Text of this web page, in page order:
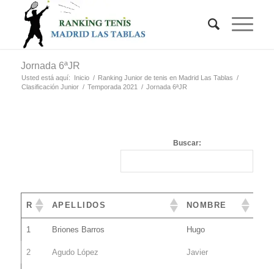
Jornada 6ªJR
Usted está aquí: Inicio / Ranking Junior de tenis en Madrid Las Tablas /
Clasificación Junior / Temporada 2021 / Jornada 6ªJR
Buscar:
R APELLIDOS NOMBRE
1 Briones Barros Hugo
2 Agudo López Javier